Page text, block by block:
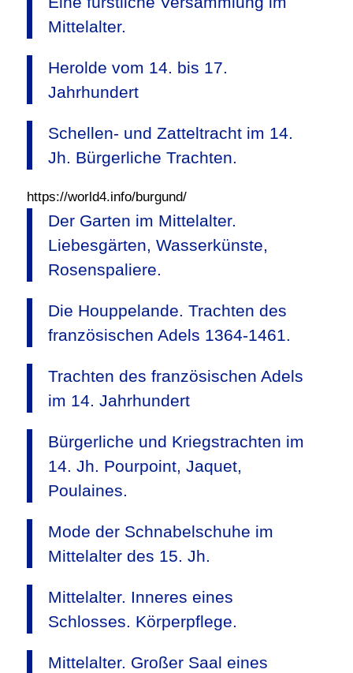
Mittelalter.
Herolde vom 14. bis 17.
Jahrhundert
Schellen- und Zatteltracht im 14.
Jh. Bürgerliche Trachten.
https://world4.info/burgund/
Der Garten im Mittelalter.
Liebesgärten, Wasserkünste,
Rosenspaliere.
Die Houppelande. Trachten des
französischen Adels 1364-1461.
Trachten des französischen Adels
im 14. Jahrhundert
Bürgerliche und Kriegstrachten im
14. Jh. Pourpoint, Jaquet,
Poulaines.
Mode der Schnabelschuhe im
Mittelalter des 15. Jh.
Mittelalter. Inneres eines
Schlosses. Körperpflege.
Mittelalter. Großer Saal eines